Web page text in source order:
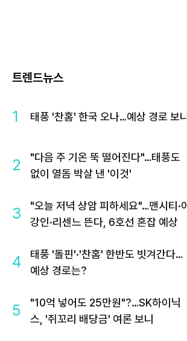
트렌드뉴스
1 태풍 '찬홈' 한국 오나…예상 경로 보니
2
"다음 주 기온 뚝 떨어진다"…태풍도
없이 열돔 박살 낸 '이것'
3
"오늘 저녁 상암 피하세요"…맨시티·이
강인·리센느 뜬다, 6호선 혼잡 예상
4
태풍 '돌핀'·'찬홈' 한반도 빗겨간다…
예상 경로는?
5
"10억 넣어도 25만원"?…SK하이닉
스, '쥐꼬리 배당금' 여론 보니